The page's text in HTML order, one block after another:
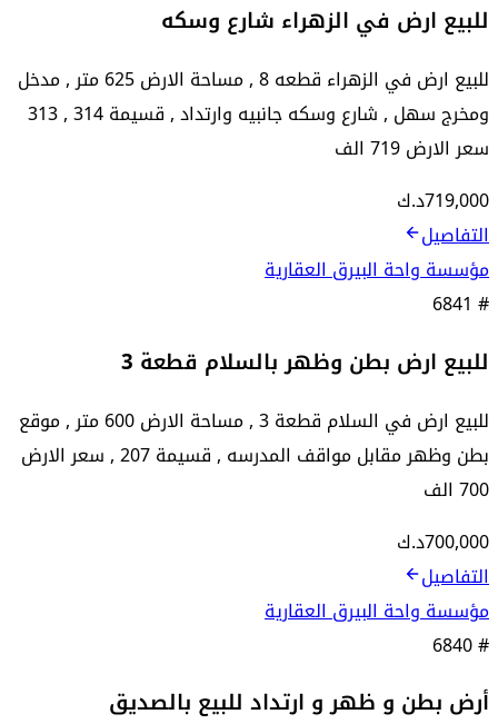
للبيع ارض في الزهراء شارع وسكه
للبيع ارض في الزهراء قطعه 8 , مساحة الارض 625 متر , مدخل
ومخرج سهل , شارع وسكه جانبيه وارتداد , قسيمة 314 , 313
سعر الارض 719 الف
719,000د.ك
التفاصيل
مؤسسة واحة البيرق العقارية
6841 #
للبيع ارض بطن وظهر بالسلام قطعة 3
للبيع ارض في السلام قطعة 3 , مساحة الارض 600 متر , موقع
بطن وظهر مقابل مواقف المدرسه , قسيمة 207 , سعر الارض
700 الف
700,000د.ك
التفاصيل
مؤسسة واحة البيرق العقارية
6840#
أرض بطن و ظهر و ارتداد للبيع بالصديق